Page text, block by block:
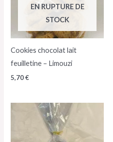
EN RUPTURE DE
STOCK
Cookies chocolat lait
feuilletine – Limouzi
5,70€